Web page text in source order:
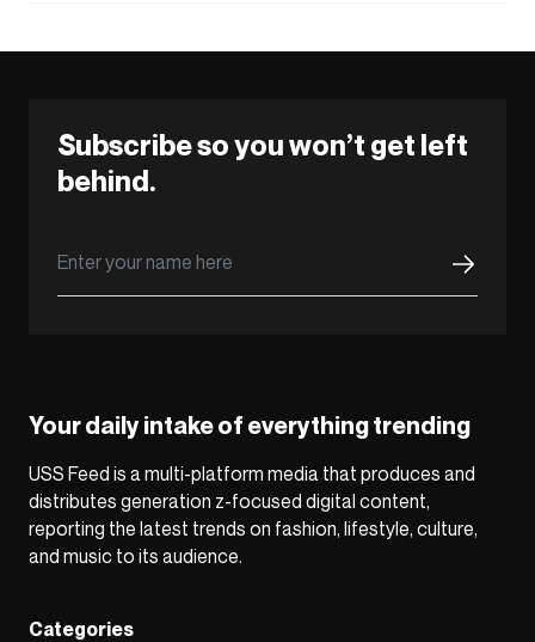
Subscribe so you won’t get left
behind.
Your daily intake of everything trending
USS Feed is a multi-platform media that produces and
distributes generation z-focused digital content,
reporting the latest trends on fashion, lifestyle, culture,
and music to its audience.
Categories